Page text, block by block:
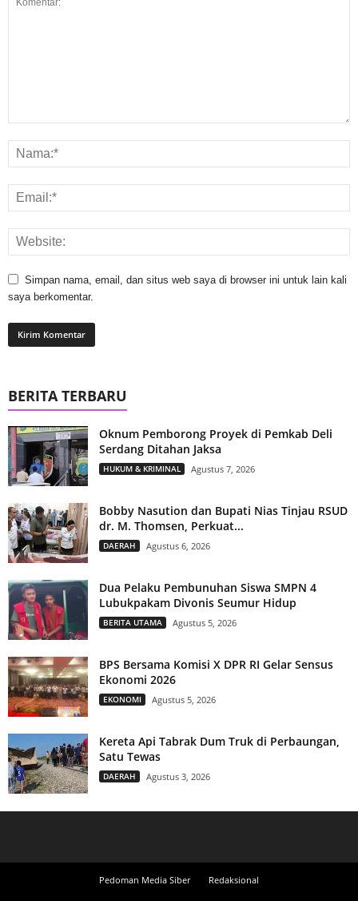
Simpan nama, email, dan situs web saya di browser ini untuk lain kali
saya berkomentar.
BERITA TERBARU
Oknum Pemborong Proyek di Pemkab Deli
Serdang Ditahan Jaksa
HUKUM & KRIMINAL Agustus 7, 2026
Bobby Nasution dan Bupati Nias Tinjau RSUD
dr. M. Thomsen, Perkuat...
DAERAH Agustus 6, 2026
Dua Pelaku Pembunuhan Siswa SMPN 4
Lubukpakam Divonis Seumur Hidup
BERITA UTAMA Agustus 5, 2026
BPS Bersama Komisi X DPR RI Gelar Sensus
Ekonomi 2026
EKONOMI Agustus 5, 2026
Kereta Api Tabrak Dum Truk di Perbaungan,
Satu Tewas
DAERAH Agustus 3, 2026
Pedoman Media Siber Redaksional